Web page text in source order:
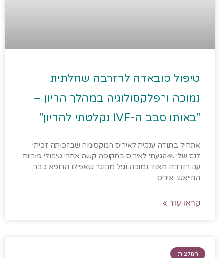
טיפול סובאדה לרזרבה שחלתית
נמוכה ורפלקסולוגיה במהלך הריון –
"באותו סבב ה-IVF נקלטתי להריון"
אתחיל בתודה ענקית לאיריס המקסימה שבזכותה זכיתי
לנס שלי 🙏הגעתי לאיריס בתקופה קשה אחרי טיפולי פוריות
עם רזרבה מאוד נמוכה וגיל מבוגר שאפילו הרופא כבר
התייאש. איריס
קראו עוד »
המלצות